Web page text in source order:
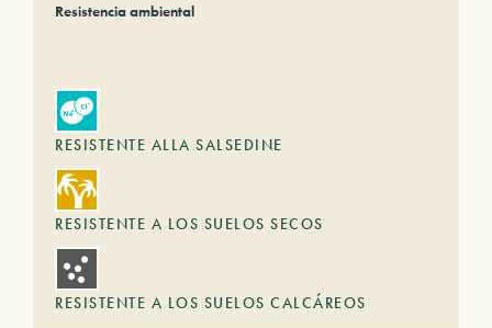
Resistencia ambiental
RESISTENTE ALLA SALSEDINE
RESISTENTE A LOS SUELOS SECOS
RESISTENTE A LOS SUELOS CALCÁREOS